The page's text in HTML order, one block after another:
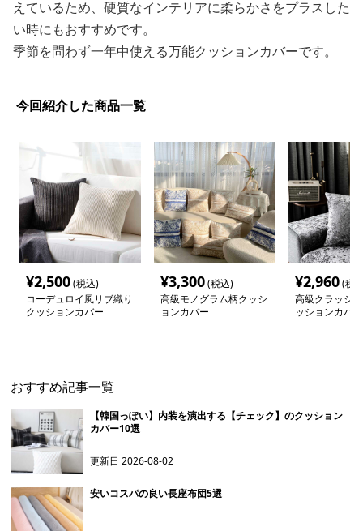
えているため、硬質なインテリアに柔らかさをプラスした
い時にもおすすめです。
季節を問わず一年中使える万能クッションカバーです。
今回紹介した商品一覧
¥2,500(税込)
コーデュロイ風リブ織り
クッションカバー
¥3,300(税込)
高級モノグラム柄クッシ
ョンカバー
¥2,960(税
高級クラッシ
ッションカバー
おすすめ記事一覧
【韓国っぽい】内装を演出する【チェック】のクッション
カバー10選
更新日2026-08-02
安いコスパの良い長座布団5選